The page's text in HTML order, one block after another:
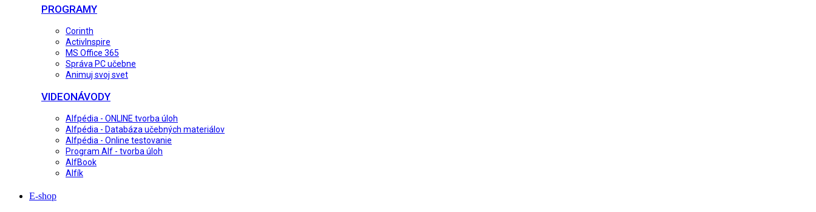
PROGRAMY
Corinth
ActivInspire
MS Office 365
Správa PC učebne
Animuj svoj svet
VIDEONÁVODY
Alfpédia - ONLINE tvorba úloh
Alfpédia - Databáza učebných materiálov
Alfpédia - Online testovanie
Program Alf - tvorba úloh
AlfBook
Alfík
E-shop